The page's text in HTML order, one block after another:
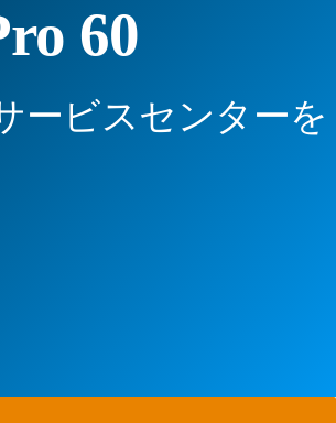
60
ービスセンターを